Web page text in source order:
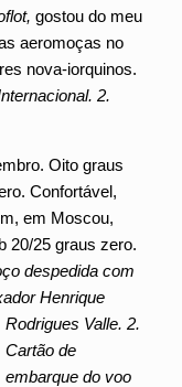
gostou do meu
aeromoças no
nova-iorquinos.
2.
Oito graus
Confortável,
em Moscou,
20/25 graus zero.
despedida com
Henrique
Rodrigues Valle. 2.
Cartão de
embarque do voo